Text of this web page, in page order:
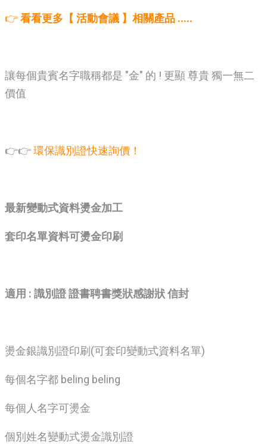
👉看看更多【 活動會議 】相關產品 .....
讓每個貴賓名字職稱都是 "金" 的 ! 更顯 尊貴 獨一無二
價值
👉👉環保識別證快速詢價！
最新變動式資料燙金加工
套印名單資料可燙金印刷
適用 : 識別證 證書聘書獎狀感謝狀 信封
燙金銀識別證印刷(可套印變動式資料名單)
每個名字都 beling beling
每個人名字可燙金
個別姓名變動式燙金識別證